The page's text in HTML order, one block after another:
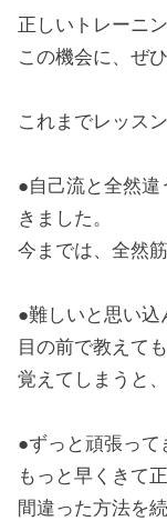
正しいトレーニ
この機会に、ぜ
これまでレッス
●自己流と全然
きました。
今までは、全然
●難しいと思い込
目の前で教えて
覚えてしまうと
●ずっと頑張って
もっと早くきて
間違った方法を